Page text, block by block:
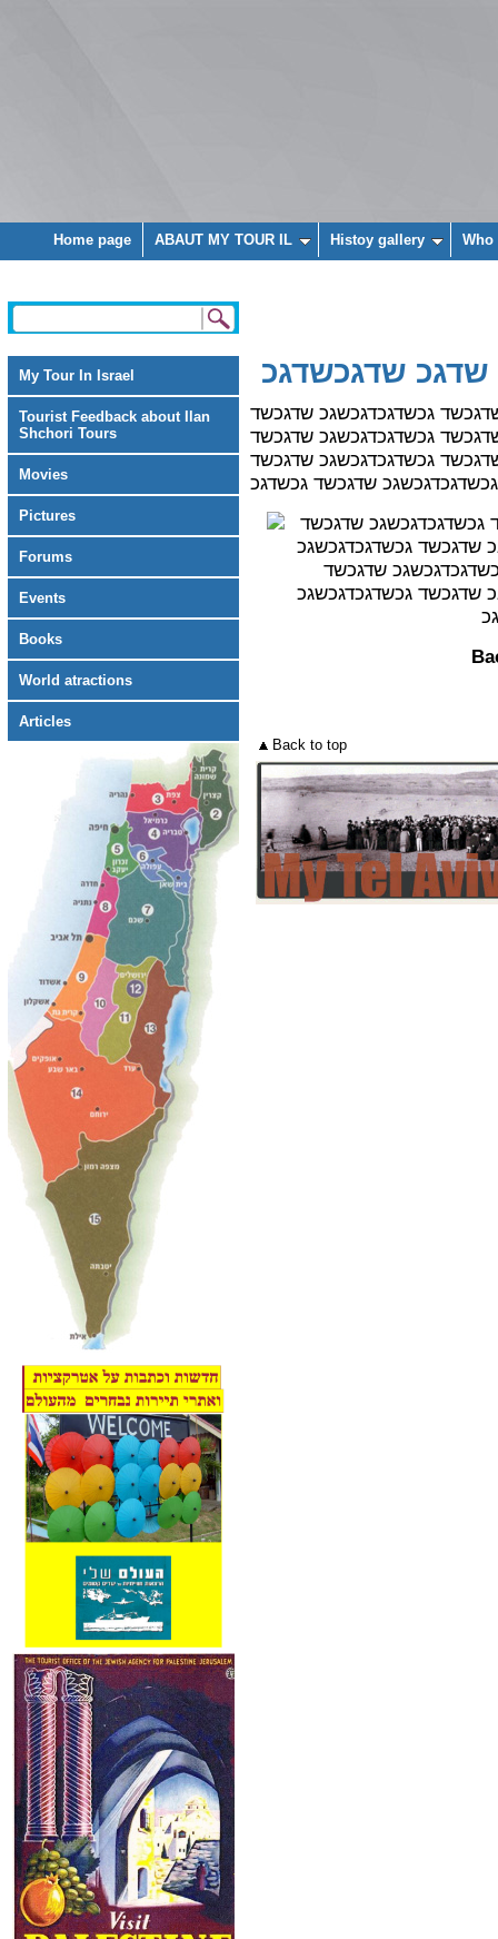
Home page ABAUT MY TOUR IL Histoy gallery
My Tour In Israel
Tourist Feedback about Ilan
Shchori Tours
Movies
Pictures
Forums
Events
Books
World atractions
Articles
שדגכ שדגכשדגכ
גכשדגכדגכשגכ שדגכשד
גכשדגכדגכשגכ שדגכשד
גכשדגכדגכשגכ שדגכשד
שדגכשד גכשדגכ
Back to top